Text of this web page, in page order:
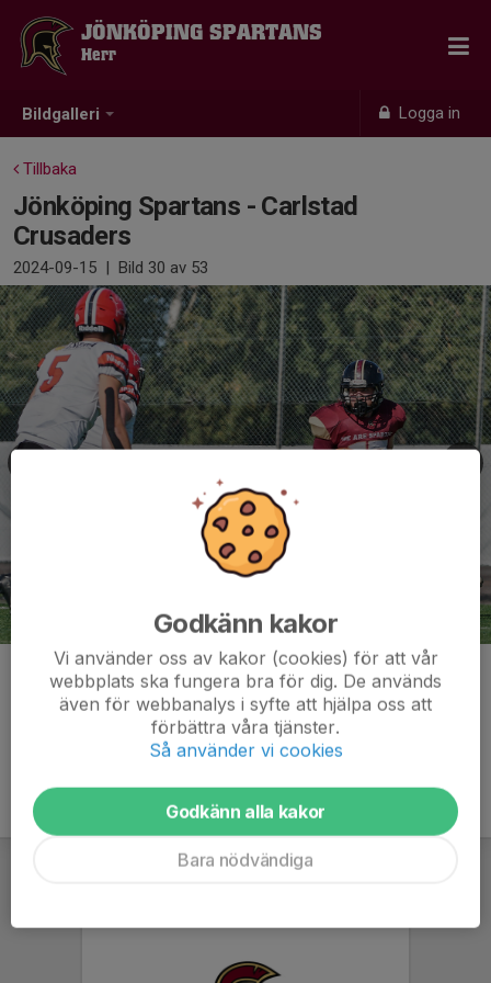
Bildgalleri Logga in
JÖNKÖPING SPARTANS
Herr
Tillbaka
Jönköping Spartans - Carlstad
Crusaders
2024-09-15 | Bild 30 av 53
Kommentarer
Godkänn kakor
Vi använder oss av kakor (cookies) för att vår
webbplats ska fungera bra för dig. De används
även för webbanalys i syfte att hjälpa oss att
förbättra våra tjänster.
Så använder vi cookies
Godkänn alla kakor
Bara nödvändiga